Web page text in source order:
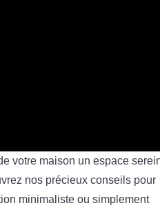
votre maison un espace
nos précieux conseils pour
minimaliste ou simplement